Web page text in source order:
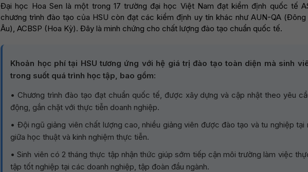
Đại học Hoa Sen là một trong 17 trường đại học Việt Nam đạt kiểm định quốc tế
chương trình đào tạo của HSU còn đạt các kiểm định uy tín khác như AUN-QA
Âu), ACBSP (Hoa Kỳ). Đây là minh chứng cho chất lượng đào tạo chuẩn quốc tế.
Khoản học phí tại HSU tương ứng với hệ giá trị đào tạo toàn diện mà sinh
trong suốt quá trình học tập, bao gồm:
• Chương trình đào tạo đạt chuẩn quốc tế, được xây dựng và cập nhật theo yêu
động, gắn chặt với thực tiễn doanh nghiệp.
• Đội ngũ giảng viên chất lượng cao, nhiều giảng viên được đào tạo và tu nghiệp
giữa học thuật và kinh nghiệm thực tiễn.
• Sinh viên có 2 tháng thực tập nhận thức giúp sớm tiếp cận môi trường làm việc
tập tốt nghiệp tại các doanh nghiệp, tập đoàn đầu ngành.